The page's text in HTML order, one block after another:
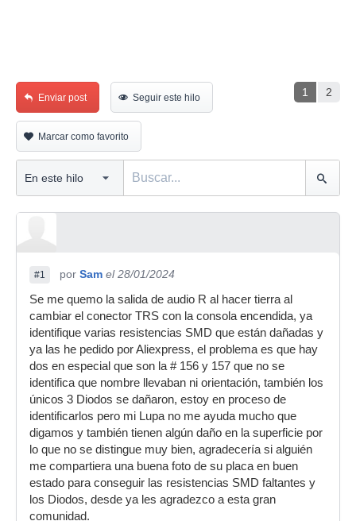
1 2
Enviar post Seguir este hilo
Marcar como favorito
#1 por Sam el 28/01/2024
Se me quemo la salida de audio R al hacer tierra al
cambiar el conector TRS con la consola encendida, ya
identifique varias resistencias SMD que están dañadas y
ya las he pedido por Aliexpress, el problema es que hay
dos en especial que son la # 156 y 157 que no se
identifica que nombre llevaban ni orientación, también los
únicos 3 Diodos se dañaron, estoy en proceso de
identificarlos pero mi Lupa no me ayuda mucho que
digamos y también tienen algún daño en la superficie por
lo que no se distingue muy bien, agradecería si alguién
me compartiera una buena foto de su placa en buen
estado para conseguir las resistencias SMD faltantes y
los Diodos, desde ya les agradezco a esta gran
comunidad.